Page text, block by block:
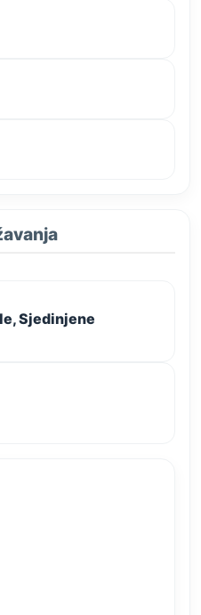
Sjedinjene